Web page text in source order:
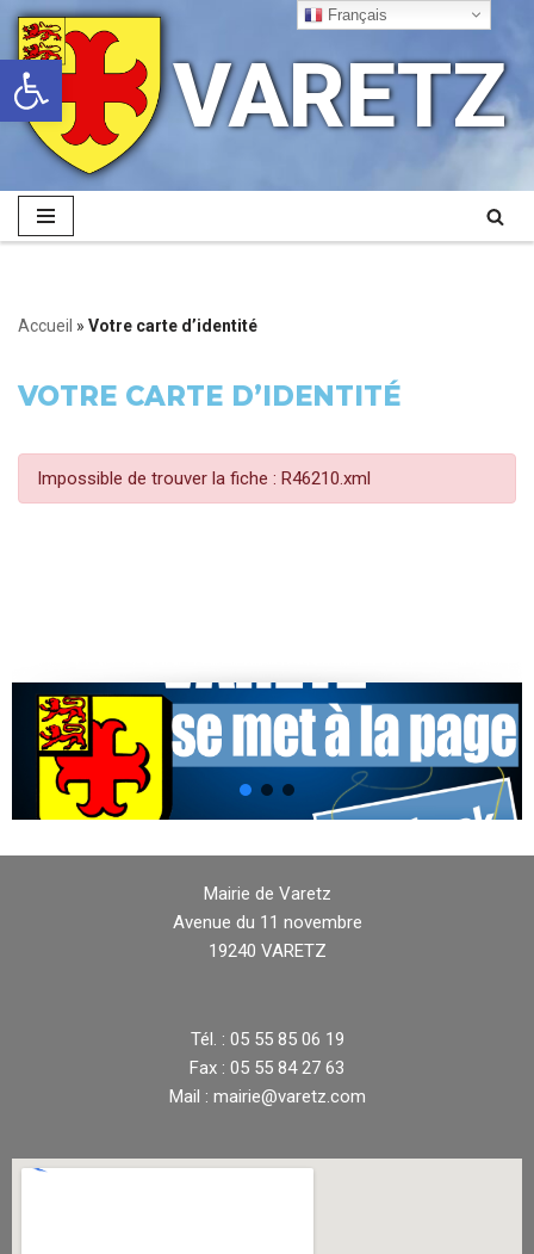
Ouvrir la barre d’outils
Aller
au
contenu
VARETZ
Accueil » Votre carte d’identité
VOTRE CARTE D’IDENTITÉ
Impossible de trouver la fiche : R46210.xml
Mairie de Varetz
Avenue du 11 novembre
19240 VARETZ
Tél. : 05 55 85 06 19
Fax : 05 55 84 27 63
Mail : mairie@varetz.com
Français